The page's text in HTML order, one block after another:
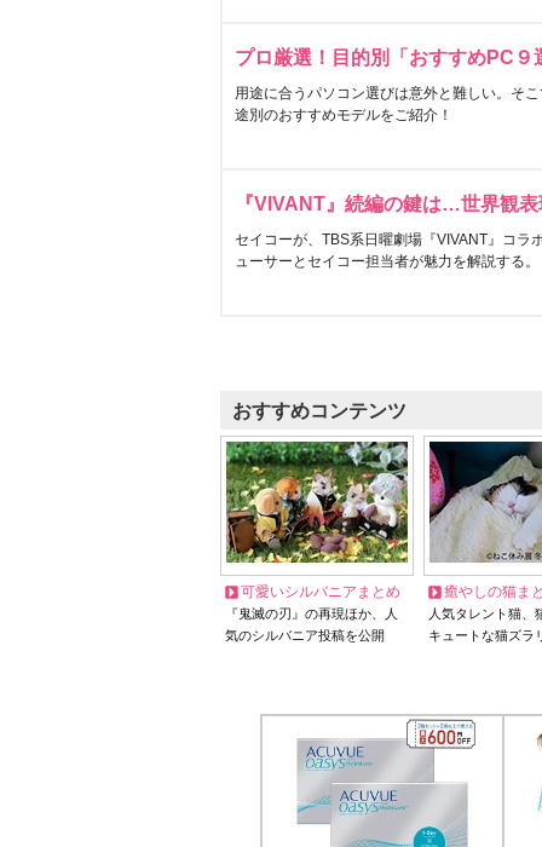
プロ厳選！目的別「おすすめPC９
用途に合うパソコン選びは意外と難しい。そ
途別のおすすめモデルをご紹介！
『VIVANT』続編の鍵は…世界観
セイコーが、TBS系日曜劇場『VIVANT』コラ
ューサーとセイコー担当者が魅力を解説する。
おすすめコンテンツ
可愛いシルバニアまとめ
『鬼滅の刃』の再現ほか、人
気のシルバニア投稿を公開
癒やしの猫ま
人気タレント猫
キュートな猫ズラ